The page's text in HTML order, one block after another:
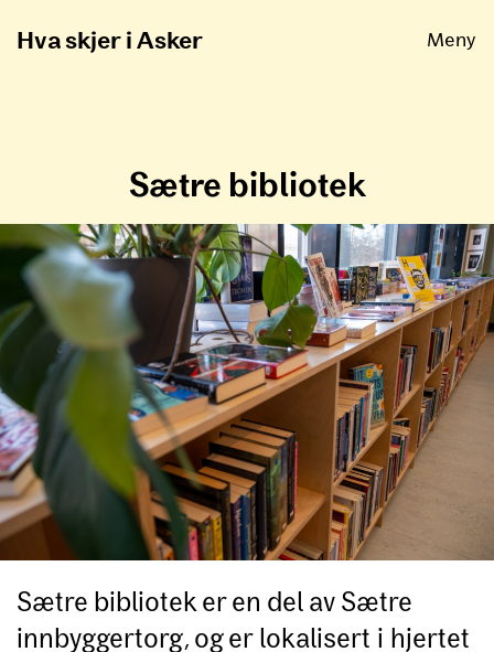
Hva skjer i Asker Meny
Sætre bibliotek
Sætre bibliotek er en del av Sætre
innbyggertorg, og er lokalisert i hjertet